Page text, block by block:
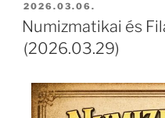
2026.03.06.
Numizmatikai és
(2026.03.29)